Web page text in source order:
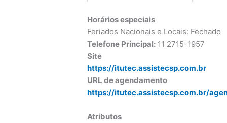
Horários especiais
Feriados Nacionais e Locais: Fechado
Telefone Principal: 11 2715-1957
Site
https://itutec.assistecsp.com.br
URL de agendamento
https://itutec.assistecsp.com.br/
Atributos